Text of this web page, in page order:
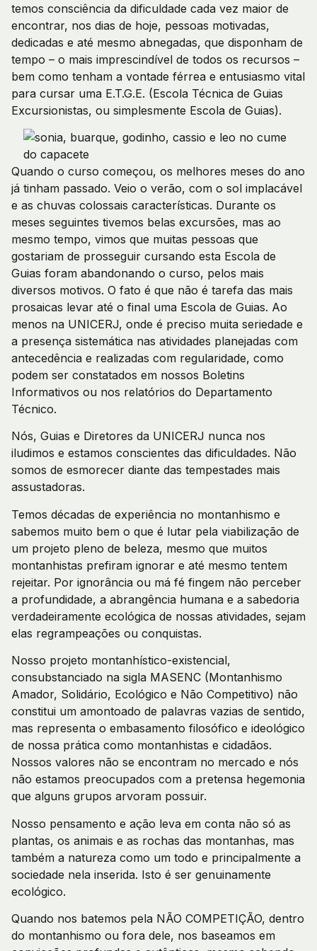
temos consciência da dificuldade cada vez maior de
encontrar, nos dias de hoje, pessoas motivadas,
dedicadas e até mesmo abnegadas, que disponham de
tempo – o mais imprescindível de todos os recursos –
bem como tenham a vontade férrea e entusiasmo vital
para cursar uma E.T.G.E. (Escola Técnica de Guias
Excursionistas, ou simplesmente Escola de Guias).
Quando o curso começou, os melhores meses do ano
já tinham passado. Veio o verão, com o sol implacável
e as chuvas colossais características. Durante os
meses seguintes tivemos belas excursões, mas ao
mesmo tempo, vimos que muitas pessoas que
gostariam de prosseguir cursando esta Escola de
Guias foram abandonando o curso, pelos mais
diversos motivos. O fato é que não é tarefa das mais
prosaicas levar até o final uma Escola de Guias. Ao
menos na UNICERJ, onde é preciso muita seriedade e
a presença sistemática nas atividades planejadas com
antecedência e realizadas com regularidade, como
podem ser constatados em nossos Boletins
Informativos ou nos relatórios do Departamento
Técnico.
Nós, Guias e Diretores da UNICERJ nunca nos
iludimos e estamos conscientes das dificuldades. Não
somos de esmorecer diante das tempestades mais
assustadoras.
Temos décadas de experiência no montanhismo e
sabemos muito bem o que é lutar pela viabilização de
um projeto pleno de beleza, mesmo que muitos
montanhistas prefiram ignorar e até mesmo tentem
rejeitar. Por ignorância ou má fé fingem não perceber
a profundidade, a abrangência humana e a sabedoria
verdadeiramente ecológica de nossas atividades, sejam
elas regrampeações ou conquistas.
Nosso projeto montanhístico-existencial,
consubstanciado na sigla MASENC (Montanhismo
Amador, Solidário, Ecológico e Não Competitivo) não
constitui um amontoado de palavras vazias de sentido,
mas representa o embasamento filosófico e ideológico
de nossa prática como montanhistas e cidadãos.
Nossos valores não se encontram no mercado e nós
não estamos preocupados com a pretensa hegemonia
que alguns grupos arvoram possuir.
Nosso pensamento e ação leva em conta não só as
plantas, os animais e as rochas das montanhas, mas
também a natureza como um todo e principalmente a
sociedade nela inserida. Isto é ser genuinamente
ecológico.
Quando nos batemos pela NÃO COMPETIÇÃO, dentro
do montanhismo ou fora dele, nos baseamos em